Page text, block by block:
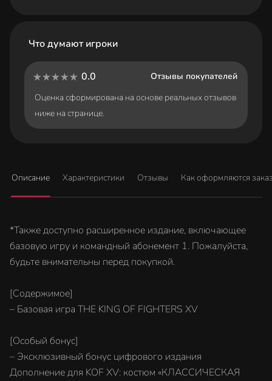
Что думают игроки
0.0
Отзывы покупателей
Оценка сформирована на основе реальных отзывов
ниже на странице.
Описание Характеристики Отзывы Как оформляются
*Также доступно расширенное издание, включающее
базовую игру и командный абонемент 1. Пожалуйста,
будьте внимательны перед покупкой.
[Содержимое]
– Базовая игра THE KING OF FIGHTERS XV
[Особый бонус]
– Эксклюзивный бонус цифрового издания
Дополнение для KOF XV: костюм «КЛАССИЧЕСКАЯ